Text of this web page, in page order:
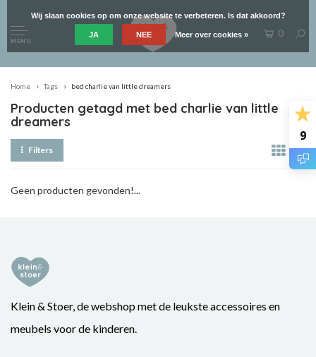
9
MENU
0
Home Tags bed charlie van little dreamers
Producten getagd met bed charlie van little
dreamers
Filters
Geen producten gevonden!...
Klein & Stoer, de webshop met de leukste accessoires en
meubels voor de kinderen.
Wij slaan cookies op om onze website te verbeteren. Is dat akkoord?
JA NEE Meer over cookies »